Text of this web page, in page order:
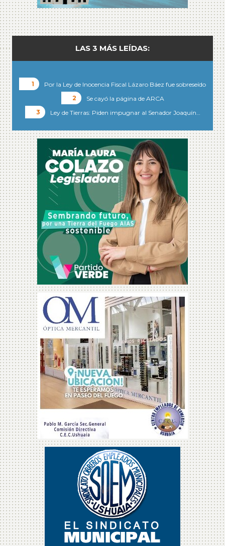
LAS 3 MÁS LEÍDAS:
Por la Ley de Inocencia Fiscal Lázaro Báez fue sobreseído
Se cayó la página de ARCA
Ley de Tierras: Piden impugnar al Senador Joaquín…